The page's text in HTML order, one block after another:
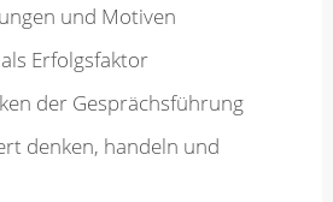
und Motiven
Erfolgsfaktor
der Gesprächsführung
denken, handeln und